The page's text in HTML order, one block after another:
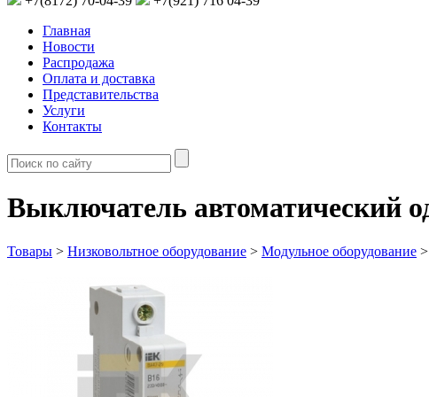
Главная
Новости
Распродажа
Оплата и доставка
Представительства
Услуги
Контакты
Выключатель автоматический
Товары > Низковольтное оборудование > Модульное оборудование >